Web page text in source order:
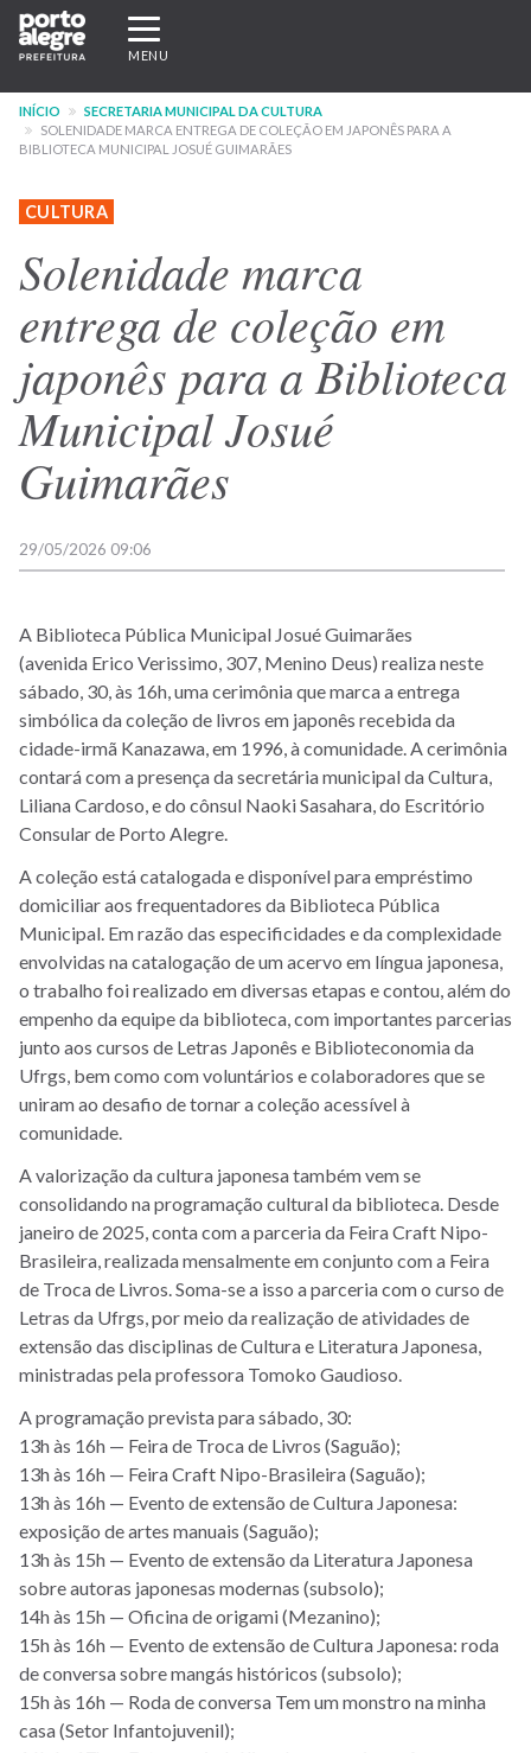
Pular
para
conteúdo
principal
Expandir/recolher
navegação
MENU
INÍCIO
SECRETARIA MUNICIPAL DA CULTURA
SOLENIDADE MARCA ENTREGA DE COLEÇÃO EM JAPONÊS PARA A
BIBLIOTECA MUNICIPAL JOSUÉ GUIMARÃES
CULTURA
Solenidade marca
entrega de coleção em
japonês para a Biblioteca
Municipal Josué
Guimarães
29/05/2026 09:06
A Biblioteca Pública Municipal Josué Guimarães
(avenida Erico Verissimo, 307, Menino Deus) realiza neste
sábado, 30, às 16h, uma cerimônia que marca a entrega
simbólica da coleção de livros em japonês recebida da
cidade-irmã Kanazawa, em 1996, à comunidade. A cerimônia
contará com a presença da secretária municipal da Cultura,
Liliana Cardoso, e do cônsul Naoki Sasahara, do Escritório
Consular de Porto Alegre.
A coleção está catalogada e disponível para empréstimo
domiciliar aos frequentadores da Biblioteca Pública
Municipal. Em razão das especificidades e da complexidade
envolvidas na catalogação de um acervo em língua japonesa,
o trabalho foi realizado em diversas etapas e contou, além do
empenho da equipe da biblioteca, com importantes parcerias
junto aos cursos de Letras Japonês e Biblioteconomia da
Ufrgs, bem como com voluntários e colaboradores que se
uniram ao desafio de tornar a coleção acessível à
comunidade.
A valorização da cultura japonesa também vem se
consolidando na programação cultural da biblioteca. Desde
janeiro de 2025, conta com a parceria da Feira Craft Nipo-
Brasileira, realizada mensalmente em conjunto com a Feira
de Troca de Livros. Soma-se a isso a parceria com o curso de
Letras da Ufrgs, por meio da realização de atividades de
extensão das disciplinas de Cultura e Literatura Japonesa,
ministradas pela professora Tomoko Gaudioso.
A programação prevista para sábado, 30:
13h às 16h — Feira de Troca de Livros (Saguão);
13h às 16h — Feira Craft Nipo-Brasileira (Saguão);
13h às 16h — Evento de extensão de Cultura Japonesa:
exposição de artes manuais (Saguão);
13h às 15h — Evento de extensão da Literatura Japonesa
sobre autoras japonesas modernas (subsolo);
14h às 15h — Oficina de origami (Mezanino);
15h às 16h — Evento de extensão de Cultura Japonesa: roda
de conversa sobre mangás históricos (subsolo);
15h às 16h — Roda de conversa Tem um monstro na minha
casa (Setor Infantojuvenil);